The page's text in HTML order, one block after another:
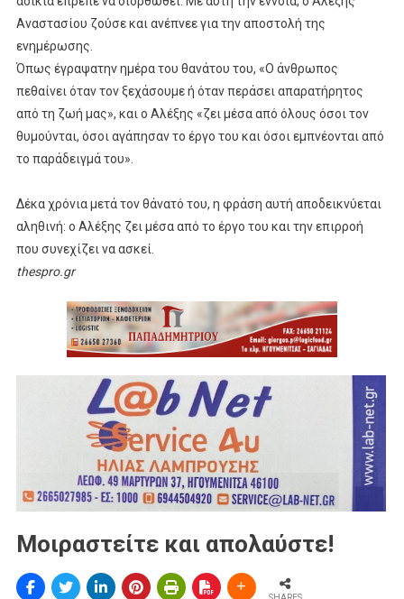
Αναστασίου ζούσε και ανέπνεε για την αποστολή της
ενημέρωσης.
Όπως έγραψατην ημέρα του θανάτου του, «Ο άνθρωπος
πεθαίνει όταν τον ξεχάσουμε ή όταν περάσει απαρατήρητος
από τη ζωή μας», και ο Αλέξης «ζει μέσα από όλους όσοι τον
θυμούνται, όσοι αγάπησαν το έργο του και όσοι εμπνέονται από
το παράδειγμά του».
Δέκα χρόνια μετά τον θάνατό του, η φράση αυτή αποδεικνύεται
αληθινή: ο Αλέξης ζει μέσα από το έργο του και την επιρροή
που συνεχίζει να ασκεί.
thespro.gr
Μοιραστείτε και απολαύστε!